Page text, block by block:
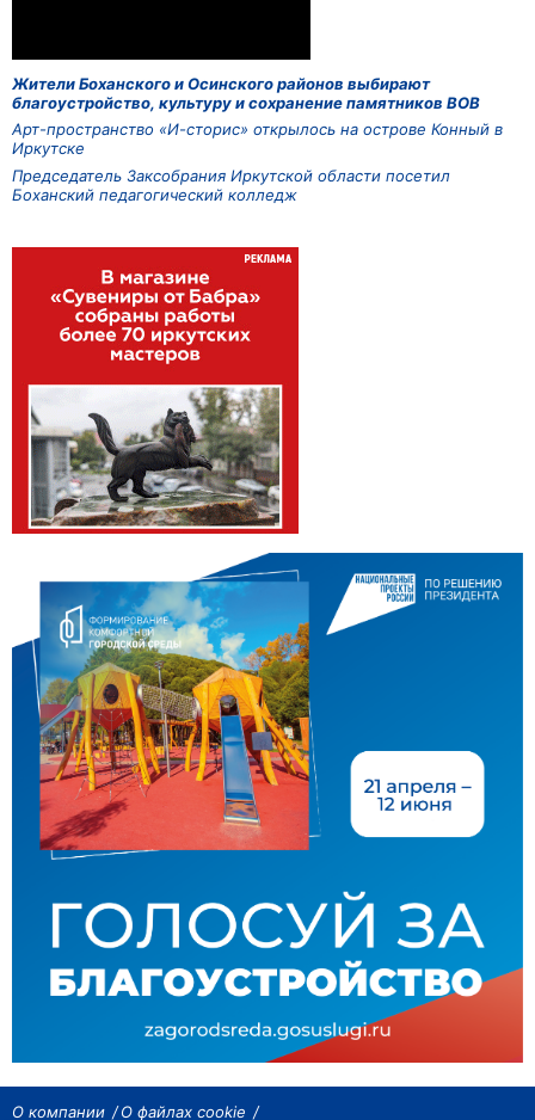
Жители Боханского и Осинского районов выбирают
благоустройство, культуру и сохранение памятников ВОВ
Арт-пространство «И-сторис» открылось на острове Конный в
Иркутске
Председатель Заксобрания Иркутской области посетил
Боханский педагогический колледж
О компании О файлах cookie